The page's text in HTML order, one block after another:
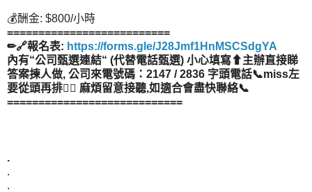
💰酬金: $800/小時
==========================
✏🔗報名表: https://forms.gle/J28Jmf1HnMSCSdgYA
內有“公司甄選連結“ (代替電話甄選) 小心填寫⬆主辦直接睇
答案揀人做, 公司來電號碼：2147 / 2836 字頭電話📞miss左
要從頭再排👂🏻 麻煩留意接聽,如適合會盡快聯絡📞
============================
.
.
.